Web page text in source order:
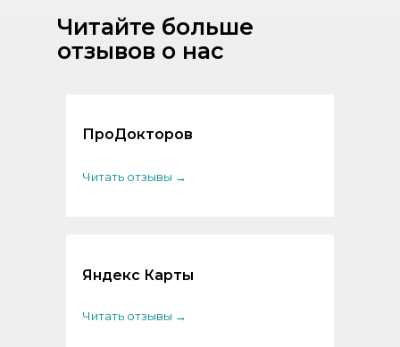
Читайте больше
отзывов о нас
ПроДокторов
Читать отзывы →
Читать отзывы →
Яндекс Карты